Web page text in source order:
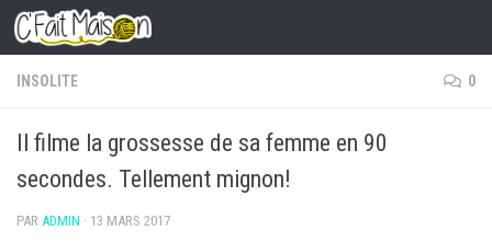
Skip to content
INSOLITE 0
Il filme la grossesse de sa femme en 90
secondes. Tellement mignon!
PAR ADMIN · 13 MARS 2017